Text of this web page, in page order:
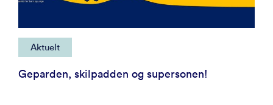
Aktuelt
Geparden, skilpadden og supersonen!